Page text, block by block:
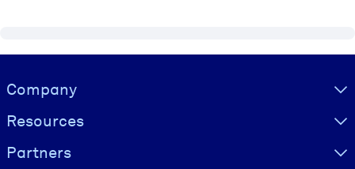
Visually hidden Text
Company
Resources
Partners